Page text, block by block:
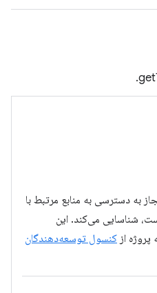
به دسترسی به منابع مرتبط با
شناسایی می‌کند. این
از کنسول توسعه‌دهندگان